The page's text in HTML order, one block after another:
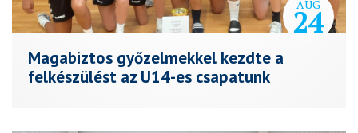
AUG
24
Magabiztos győzelmekkel kezdte a
felkészülést az U14-es csapatunk